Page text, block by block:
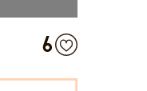
6